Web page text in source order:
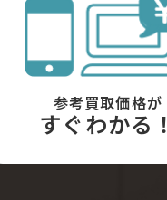
参考買取価格が
すぐわかる！